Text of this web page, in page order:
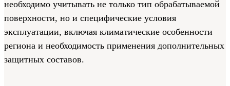
необходимо учитывать не только тип обрабатываемой
поверхности, но и специфические условия
эксплуатации, включая климатические особенности
региона и необходимость применения дополнительных
защитных составов.